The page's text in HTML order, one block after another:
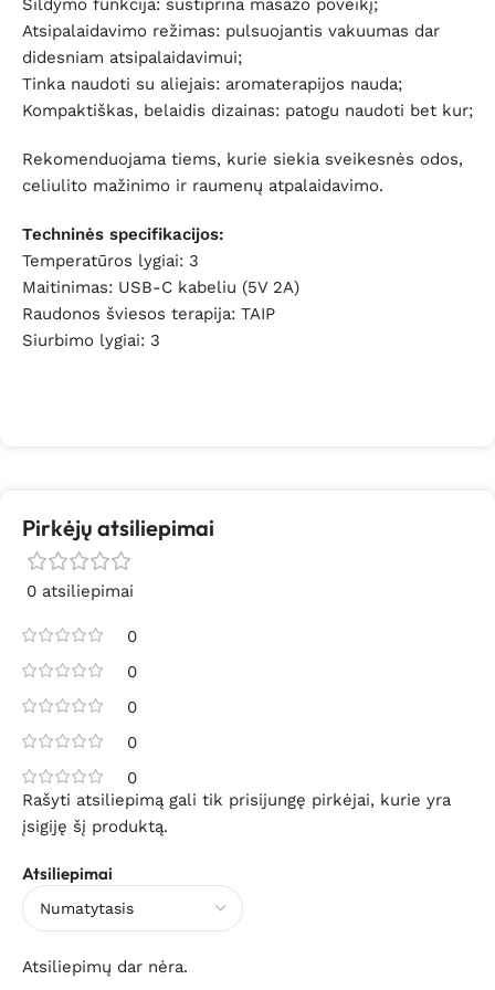
Atsipalaidavimo režimas: pulsuojantis vakuumas dar
didesniam atsipalaidavimui;
Tinka naudoti su aliejais: aromaterapijos nauda;
Kompaktiškas, belaidis dizainas: patogu naudoti bet kur;
Rekomenduojama tiems, kurie siekia sveikesnės odos,
celiulito mažinimo ir raumenų atpalaidavimo.
Techninės specifikacijos:
Temperatūros lygiai: 3
Maitinimas: USB-C kabeliu (5V 2A)
Raudonos šviesos terapija: TAIP
Siurbimo lygiai: 3
Pirkėjų atsiliepimai
0 atsiliepimai
0
0
0
0
0
Atsiliepimai
Atsiliepimų dar nėra.
Rašyti atsiliepimą gali tik prisijungę pirkėjai, kurie yra
įsigiję šį produktą.